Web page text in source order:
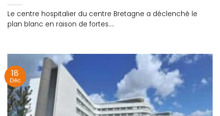
Le centre hospitalier du centre Bretagne a déclenché le
plan blanc en raison de fortes....
18
Déc